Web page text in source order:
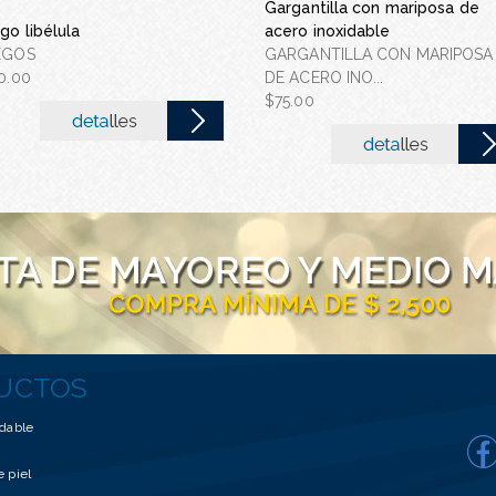
libélula
Aretes circulos ondeados arriba
y abajo
ARETES
$200.00
CON FLOR DE
INOXIDA...
Gargantilla con mariposa de
acero inoxidable
GARGANTILLA CON MARIPOSA
DE ACERO INO...
$75.00
piel